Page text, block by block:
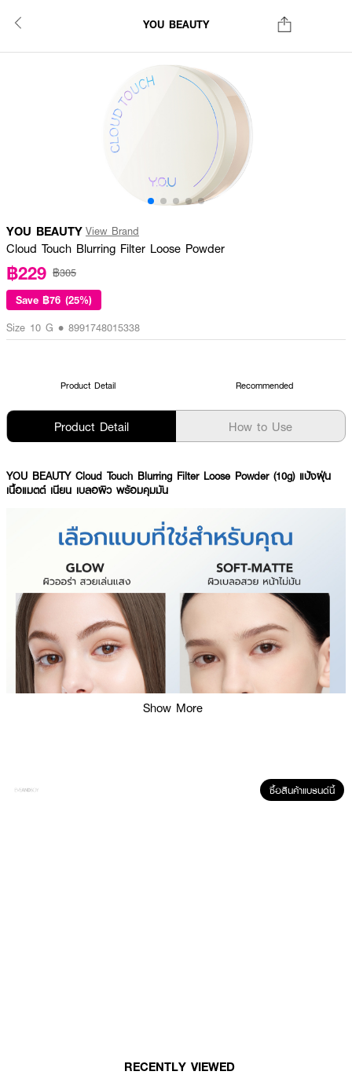
YOU BEAUTY
YOU BEAUTY View Brand
Cloud Touch Blurring Filter Loose Powder
฿229 ฿305
Save ฿76 (25%)
Size 10 G • 8991748015338
Product Detail Recommended
Product Detail How to Use
YOU BEAUTY Cloud Touch Blurring Filter Loose Powder (10g) แป้งฝุ่น
เนื้อแมตต์ เนียน เบลอผิว พร้อมคุมมัน
Show More
ซื้อสินค้าแบรนด์นี้
RECENTLY VIEWED